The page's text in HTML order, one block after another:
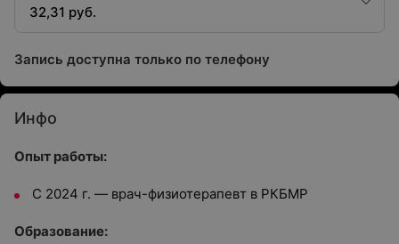
квалификационной категории
32,31 руб.
Запись доступна только по телефону
Инфо
Опыт работы:
С 2024 г. — врач-физиотерапевт в РКБМР
Образование: